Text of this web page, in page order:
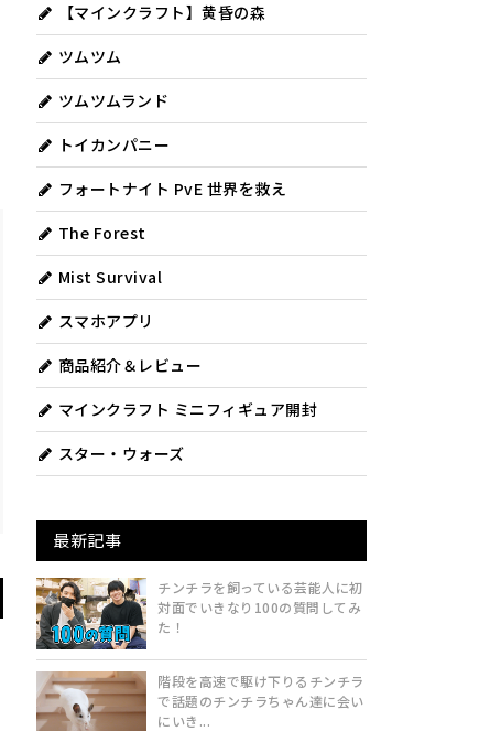
【マインクラフト】黄昏の森
ツムツム
ツムツムランド
トイカンパニー
フォートナイト PvE 世界を救え
The Forest
Mist Survival
スマホアプリ
商品紹介＆レビュー
マインクラフト ミニフィギュア開封
スター・ウォーズ
最新記事
チンチラを飼っている芸能人に初
対面でいきなり100の質問してみ
た！
階段を高速で駆け下りるチンチラ
で話題のチンチラちゃん達に会い
にいき...